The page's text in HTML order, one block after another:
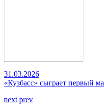
31.03.2026
«Кузбасс» сыграет первый
next prev